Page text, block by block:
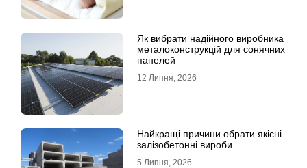
Як вибрати надійного виробника
металоконструкцій для сонячних
панелей
12 Липня, 2026
Найкращі причини обрати якісні
залізобетонні вироби
5 Липня, 2026